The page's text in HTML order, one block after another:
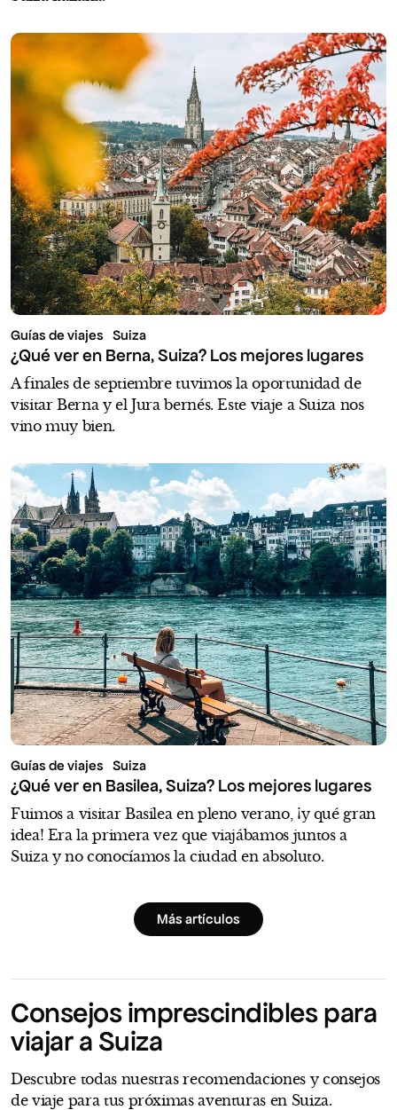
Guías de viajes Suiza
¿Qué ver en Berna, Suiza? Los mejores lugares
A finales de septiembre tuvimos la oportunidad de
visitar Berna y el Jura bernés. Este viaje a Suiza nos
vino muy bien.
Guías de viajes Suiza
¿Qué ver en Basilea, Suiza? Los mejores lugares
Fuimos a visitar Basilea en pleno verano, ¡y qué gran
idea! Era la primera vez que viajábamos juntos a
Suiza y no conocíamos la ciudad en absoluto.
Más artículos
Consejos imprescindibles para
viajar a Suiza
Descubre todas nuestras recomendaciones y consejos
de viaje para tus próximas aventuras en Suiza.